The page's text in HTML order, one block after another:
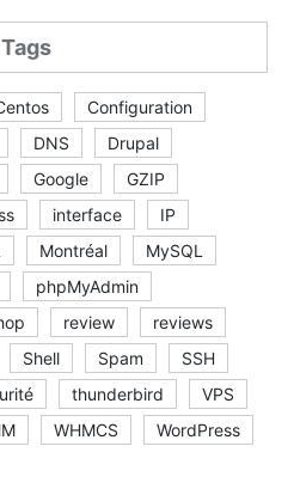
Tags
Configuration
DNS
Drupal
Google
GZIP
interface
IP
Montréal
MySQL
phpMyAdmin
review
reviews
Shell Spam
SSH
thunderbird
VPS
WHMCS WordPress